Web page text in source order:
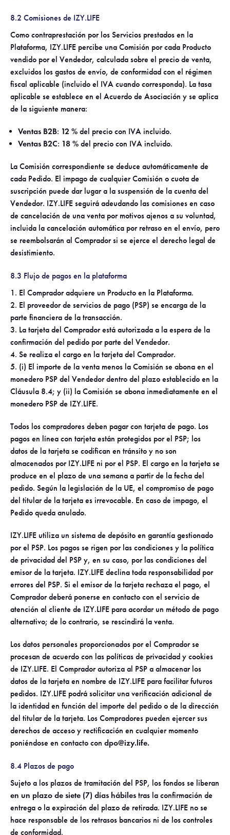
8.2 Comisiones de IZY.LIFE
Como contraprestación por los Servicios prestados en la
Plataforma, IZY.LIFE percibe una Comisión por cada Producto
vendido por el Vendedor, calculada sobre el precio de venta,
excluidos los gastos de envío, de conformidad con el régimen
fiscal aplicable (incluido el IVA cuando corresponda). La tasa
aplicable se establece en el Acuerdo de Asociación y se aplica
de la siguiente manera:
Ventas B2B: 12 % del precio con IVA incluido.
Ventas B2C: 18 % del precio con IVA incluido.
La Comisión correspondiente se deduce automáticamente de
cada Pedido. El impago de cualquier Comisión o cuota de
suscripción puede dar lugar a la suspensión de la cuenta del
Vendedor. IZY.LIFE seguirá adeudando las comisiones en caso
de cancelación de una venta por motivos ajenos a su voluntad,
incluida la cancelación automática por retraso en el envío, pero
se reembolsarán al Comprador si se ejerce el derecho legal de
desistimiento.
8.3 Flujo de pagos en la plataforma
1. El Comprador adquiere un Producto en la Plataforma.
2. El proveedor de servicios de pago (PSP) se encarga de la
parte financiera de la transacción.
3. La tarjeta del Comprador está autorizada a la espera de la
confirmación del pedido por parte del Vendedor.
4. Se realiza el cargo en la tarjeta del Comprador.
5. (i) El importe de la venta menos la Comisión se abona en el
monedero PSP del Vendedor dentro del plazo establecido en la
Cláusula 8.4; y (ii) la Comisión se abona inmediatamente en el
monedero PSP de IZY.LIFE.
Todos los compradores deben pagar con tarjeta de pago. Los
pagos en línea con tarjeta están protegidos por el PSP; los
datos de la tarjeta se codifican en tránsito y no son
almacenados por IZY.LIFE ni por el PSP. El cargo en la tarjeta se
produce en el plazo de una semana a partir de la fecha del
pedido. Según la legislación de la UE, el compromiso de pago
del titular de la tarjeta es irrevocable. En caso de impago, el
Pedido queda anulado.
IZY.LIFE utiliza un sistema de depósito en garantía gestionado
por el PSP. Los pagos se rigen por las condiciones y la política
de privacidad del PSP y, en su caso, por las condiciones del
emisor de la tarjeta. IZY.LIFE declina toda responsabilidad por
errores del PSP. Si el emisor de la tarjeta rechaza el pago, el
Comprador deberá ponerse en contacto con el servicio de
atención al cliente de IZY.LIFE para acordar un método de pago
alternativo; de lo contrario, se rescindirá la venta.
Los datos personales proporcionados por el Comprador se
procesan de acuerdo con las políticas de privacidad y cookies
de IZY.LIFE. El Comprador autoriza al PSP a almacenar los
datos de la tarjeta en nombre de IZY.LIFE para facilitar futuros
pedidos. IZY.LIFE podrá solicitar una verificación adicional de
la identidad en función del importe del pedido o de la dirección
del titular de la tarjeta. Los Compradores pueden ejercer sus
derechos de acceso y rectificación en cualquier momento
poniéndose en contacto con dpo@izy.life.
8.4 Plazos de pago
Sujeto a los plazos de tramitación del PSP, los fondos se liberan
en un plazo de siete (7) días hábiles tras la confirmación de
entrega o la expiración del plazo de retirada. IZY.LIFE no se
hace responsable de los retrasos bancarios ni de los controles
de conformidad.